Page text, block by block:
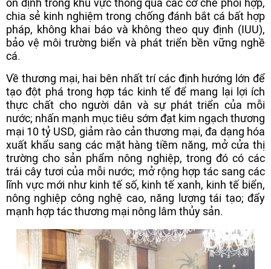
ổn định trong khu vực thông qua các cơ chế phối hợp,
chia sẻ kinh nghiệm trong chống đánh bắt cá bất hợp
pháp, không khai báo và không theo quy định (IUU),
bảo vệ môi trường biển và phát triển bền vững nghề
cá.
Về thương mại, hai bên nhất trí các định hướng lớn để
tạo đột phá trong hợp tác kinh tế để mang lại lợi ích
thực chất cho người dân và sự phát triển của mỗi
nước; nhấn mạnh mục tiêu sớm đạt kim ngạch thương
mại 10 tỷ USD, giảm rào cản thương mại, đa dạng hóa
xuất khẩu sang các mặt hàng tiềm năng, mở cửa thị
trường cho sản phẩm nông nghiệp, trong đó có các
trái cây tươi của mỗi nước; mở rộng hợp tác sang các
lĩnh vực mới như kinh tế số, kinh tế xanh, kinh tế biển,
nông nghiệp công nghệ cao, năng lượng tái tạo; đẩy
mạnh hợp tác thương mại nông lâm thủy sản.